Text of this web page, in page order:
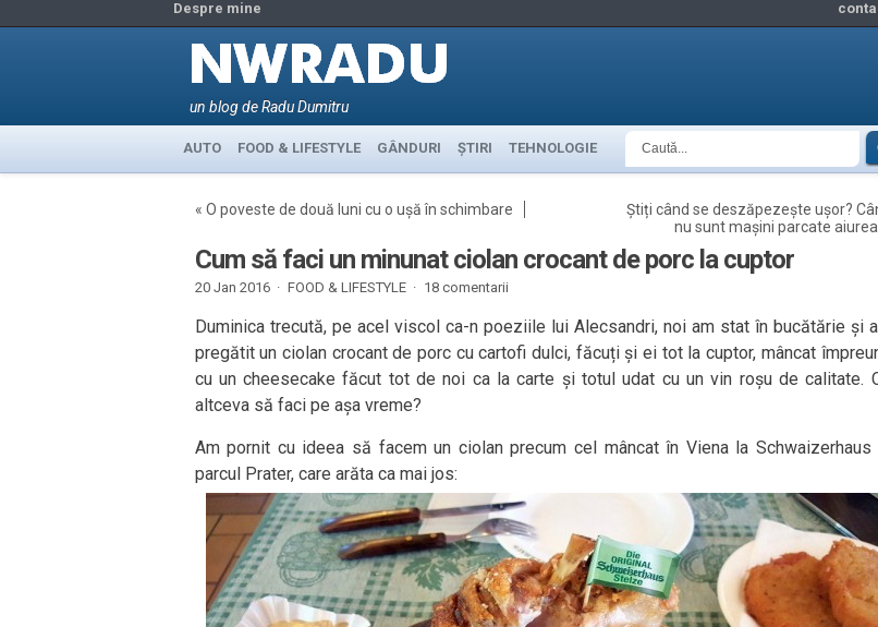
Despre mine
un blog de Radu Dumitru
AUTO FOOD & LIFESTYLE GÂNDURI ȘTIRI TEHNOLOGIE
« O poveste de două luni cu o ușă în schimbare
Știți când se deszăpezește ușor?
nu sunt mașini parcate
Cum să faci un minunat ciolan crocant de porc la cuptor
20 Jan 2016 · FOOD & LIFESTYLE· 18 comentarii
Duminica trecută, pe acel viscol ca-n poeziile lui Alecsandri, noi am stat în bucătărie și
pregătit un ciolan crocant de porc cu cartofi dulci, făcuți și ei tot la cuptor, mâncat
cu un cheesecake făcut tot de noi ca la carte și totul udat cu un vin roșu de calitate.
altceva să faci pe așa vreme?
Am pornit cu ideea să facem un ciolan precum cel mâncat în Viena la Schwaizerhaus
parcul Prater, care arăta ca mai jos: